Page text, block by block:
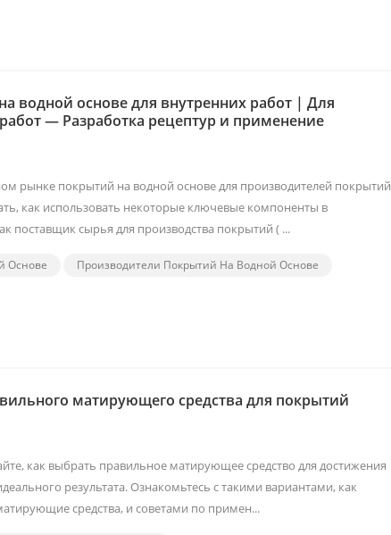
водной основе для внутренних работ | Для
— Разработка рецептур и применение
рынке покрытий на водной основе для производителей покрытий
как использовать некоторые ключевые компоненты в
поставщик сырья для производства покрытий ( ...
Основе
Производители Покрытий На Водной Основе
матирующего средства для покрытий
как выбрать правильное матирующее средство для достижения
результата. Ознакомьтесь с такими вариантами, как
средства, и советами по примен...